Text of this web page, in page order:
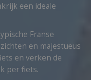
een ideale
Franse
en majestueus
en verken de
per fiets.